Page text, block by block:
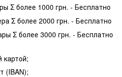
Σ более 1000 грн. - Бесплатно
Σ более 2000 грн. - Бесплатно
Σ более 3000 грн. - Бесплатно
картой;
(IBAN);